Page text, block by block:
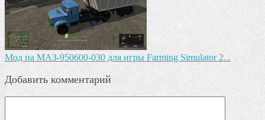
Mод на МАЗ-950600-030 для игры Farming Simulator 2...
Добавить комментарий